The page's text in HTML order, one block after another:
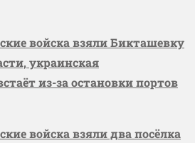
войска взяли Бикташевку
украинская
из-за остановки портов
войска взяли два посёлка